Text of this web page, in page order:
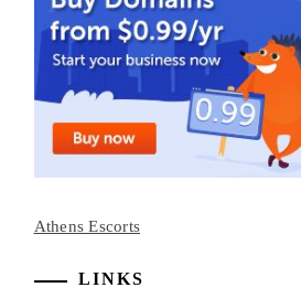
Athens Escorts
LINKS